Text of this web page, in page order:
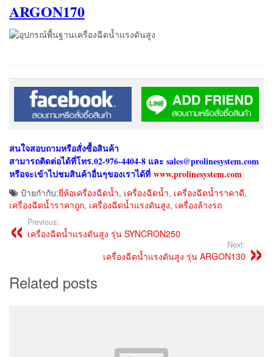
ARGON170
สนใจสอบถามหรือสั่งซื้อสินค้า
สามารถติดต่อได้ที่โทร.02-976-4404-8 และ sales@prolinesystem.com
หรือจะเข้าไปชมสินค้าอื่นๆของเราได้ที่ www.prolinesystem.com
ป้ายกำกับ:ยี่ห้อเครื่องฉีดน้ำ, เครื่องฉีดน้ำ, เครื่องฉีดน้ำราคาดี,
เครื่องฉีดน้ำราคาถูก, เครื่องฉีดน้ำแรงดันสูง, เครื่องล้างรถ
Previous:
เครื่องฉีดน้ำแรงดันสูง รุ่น SYNCRON250
Next:
เครื่องฉีดน้ำแรงดันสูง รุ่น ARGON130
Related posts